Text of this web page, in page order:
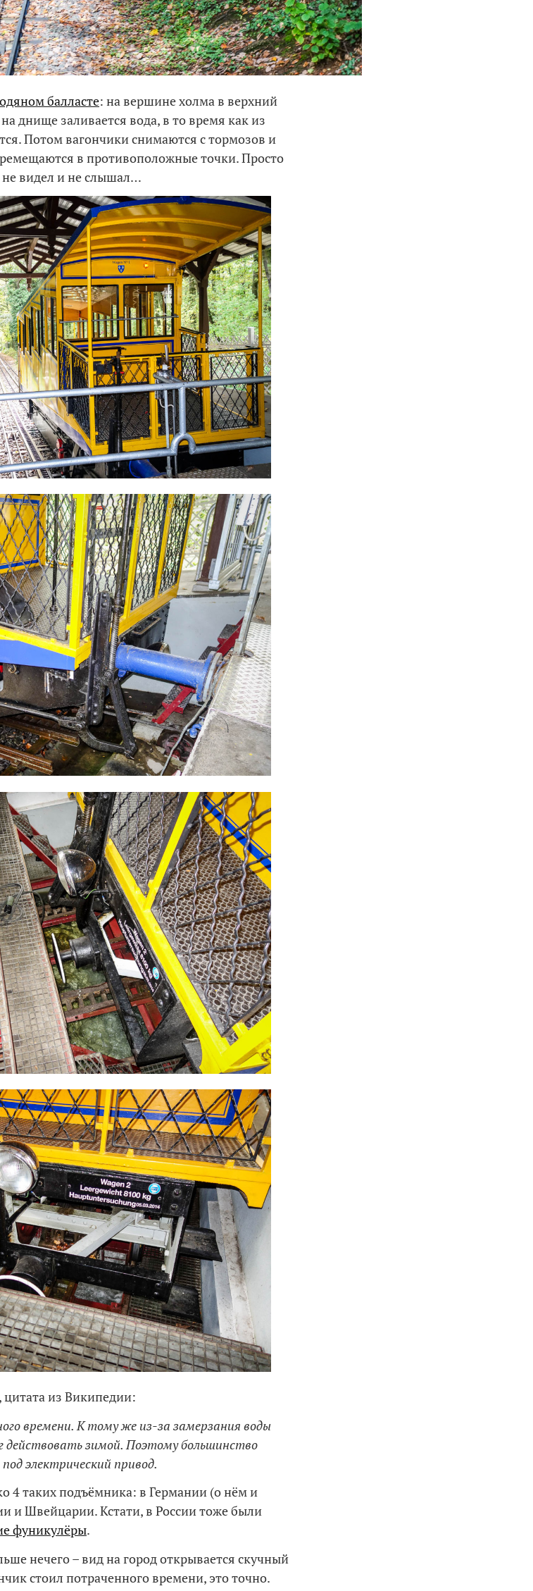
балласте: на вершине холма в верхний
днище заливается вода, в то время как из
Потом вагончики снимаются с тормозов и
в противоположные точки. Просто
не видел и не слышал…
из Википедии:
времени. К тому же из-за замерзания воды
действовать зимой. Поэтому большинство
электрический привод.
4 таких подъёмника: в Германии (о нём и
и Швейцарии. Кстати, в России тоже были
фуникулёры.
нечего – вид на город открывается скучный
стоил потраченного времени, это точно.